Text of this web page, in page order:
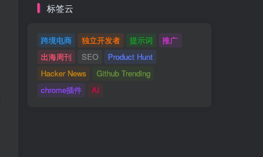
标签云
跨境电商 独立开发者 提示词
推广
出海周刊
SEO
Product Hunt
Hacker News
Github Trending
chrome插件
AI